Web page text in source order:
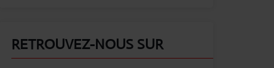
RETROUVEZ-NOUS SUR